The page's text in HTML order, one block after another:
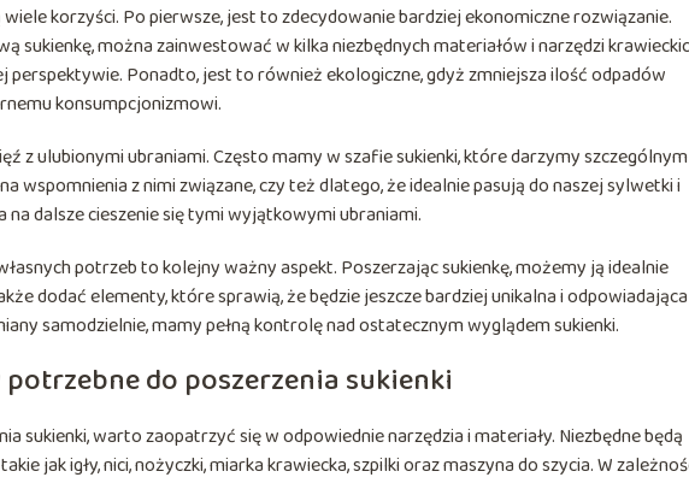
wiele korzyści. Po pierwsze, jest to zdecydowanie bardziej ekonomiczne rozwiązanie.
sukienkę, można zainwestować w kilka niezbędnych materiałów i narzędzi
perspektywie. Ponadto, jest to również ekologiczne, gdyż zmniejsza ilość odpadów
konsumpcjonizmowi.
z ulubionymi ubraniami. Często mamy w szafie sukienki, które darzymy szczególnym
wspomnienia z nimi związane, czy też dlatego, że idealnie pasują do naszej sylwetki i
dalsze cieszenie się tymi wyjątkowymi ubraniami.
potrzeb to kolejny ważny aspekt. Poszerzając sukienkę, możemy ją idealnie
dodać elementy, które sprawią, że będzie jeszcze bardziej unikalna i odpowiadająca
samodzielnie, mamy pełną kontrolę nad ostatecznym wyglądem sukienki.
do poszerzenia sukienki
sukienki, warto zaopatrzyć się w odpowiednie narzędzia i materiały. Niezbędne będą
jak igły, nici, nożyczki, miarka krawiecka, szpilki oraz maszyna do szycia. W